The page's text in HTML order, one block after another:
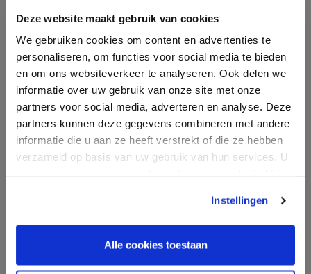
Deze website maakt gebruik van cookies
We gebruiken cookies om content en advertenties te
personaliseren, om functies voor social media te bieden
en om ons websiteverkeer te analyseren. Ook delen we
informatie over uw gebruik van onze site met onze
partners voor social media, adverteren en analyse. Deze
partners kunnen deze gegevens combineren met andere
informatie die u aan ze heeft verstrekt of die ze hebben
verzameld op basis van uw gebruik van hun services. U
Instellingen
Alle cookies toestaan
Bouwtechnische keuring
Energielabel
Financiering
Nieuws & blog
Over ons
Contact
Informatie
Oosterveld Makelaardij
verkeer te analyseren. We delen ook informatie
over uw gebruik van onze site met onze
advertentie- en analysepartners, die deze
kunnen combineren met andere informatie die
u aan hen heeft verstrekt of die zij hebben
verzameld door uw gebruik van hun diensten.
Privacybeleid
Strikt
noodzakelijk
Prestatie Targeting